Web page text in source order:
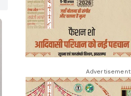
Advertisement